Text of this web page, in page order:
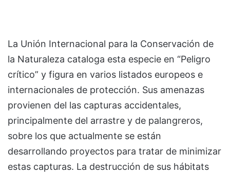
La Unión Internacional para la Conservación de
la Naturaleza cataloga esta especie en “Peligro
crítico” y figura en varios listados europeos e
internacionales de protección. Sus amenazas
provienen del las capturas accidentales,
principalmente del arrastre y de palangreros,
sobre los que actualmente se están
desarrollando proyectos para tratar de minimizar
estas capturas. La destrucción de sus hábitats